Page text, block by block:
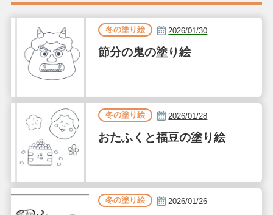
冬の塗り絵 2026/01/30
節分の鬼の塗り絵
冬の塗り絵 2026/01/28
おたふくと福豆の塗り絵
冬の塗り絵 2026/01/26